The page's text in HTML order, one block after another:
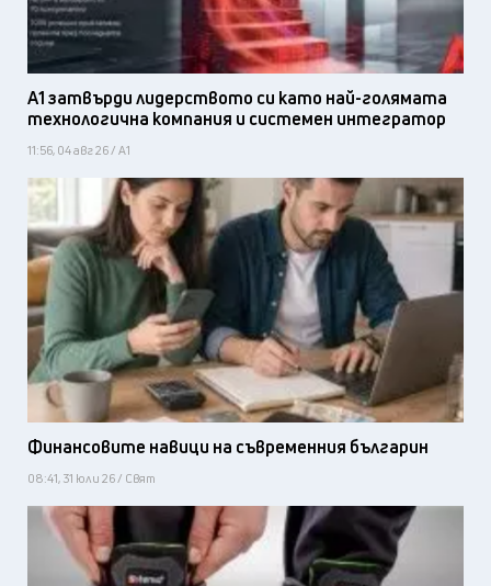
А1 затвърди лидерството си като най-голямата
технологична компания и системен интегратор
11:56, 04 авг 26 / А1
Финансовите навици на съвременния българин
08:41, 31 юли 26 / Свят